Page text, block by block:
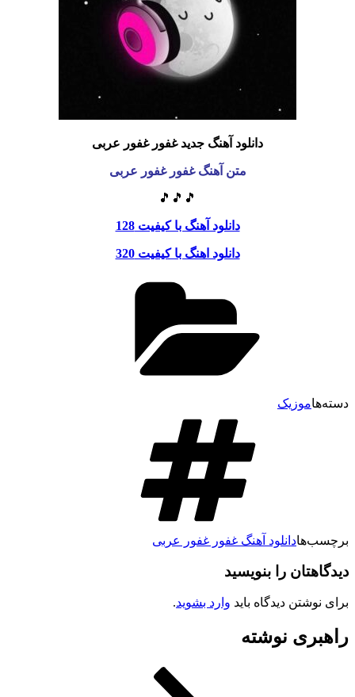
دانلود آهنگ جدیدغفور غفور عربی
متن آهنگغفور غفور عربی
🎵🎵🎵
دانلود آهنگ با کیفیت 128
دانلود اهنگ با کیفیت 320
دسته‌هاموزیک
برچسب‌هادانلود آهنگ غفور غفور عربی
دیدگاهتان را بنویسید
برای نوشتن دیدگاه باید وارد بشوید.
راهبری نوشته